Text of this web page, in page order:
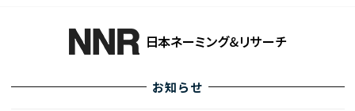
お知らせ